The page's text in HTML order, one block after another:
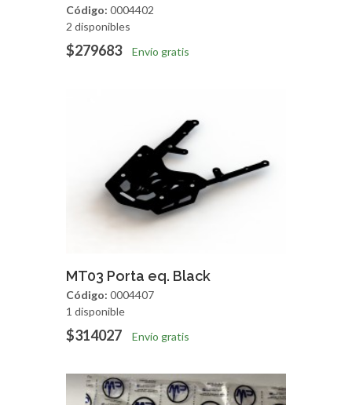
Código: 0004402
2 disponibles
$279683 Envío gratis
Agregar Vista Rapida
MT03 Porta eq. Black
Código: 0004407
1 disponible
$314027 Envío gratis